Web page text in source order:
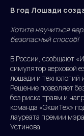
В год Лошади
Хотите научиться
безoпасный способ!
В России, сообщают
симулятор верховой
лошади и технологий
Решение позволяет
без риска травм и
команда «ЭквиТех»
лауреата премии
Устинова.